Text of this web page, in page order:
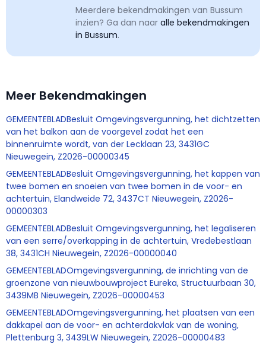
Meerdere bekendmakingen van Bussum
inzien? Ga dan naar alle bekendmakingen
in Bussum.
Meer Bekendmakingen
GEMEENTEBLADBesluit Omgevingsvergunning, het dichtzetten
van het balkon aan de voorgevel zodat het een
binnenruimte wordt, van der Lecklaan 23, 3431GC
Nieuwegein, Z2026-00000345
GEMEENTEBLADBesluit Omgevingsvergunning, het kappen van
twee bomen en snoeien van twee bomen in de voor- en
achtertuin, Elandweide 72, 3437CT Nieuwegein, Z2026-
00000303
GEMEENTEBLADBesluit Omgevingsvergunning, het legaliseren
van een serre/overkapping in de achtertuin, Vredebestlaan
38, 3431CH Nieuwegein, Z2026-00000040
GEMEENTEBLADOmgevingsvergunning, de inrichting van de
groenzone van nieuwbouwproject Eureka, Structuurbaan 30,
3439MB Nieuwegein, Z2026-00000453
GEMEENTEBLADOmgevingsvergunning, het plaatsen van een
dakkapel aan de voor- en achterdakvlak van de woning,
Plettenburg 3, 3439LW Nieuwegein, Z2026-00000483